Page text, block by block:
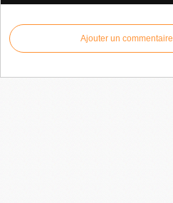
Ajouter un commentaire